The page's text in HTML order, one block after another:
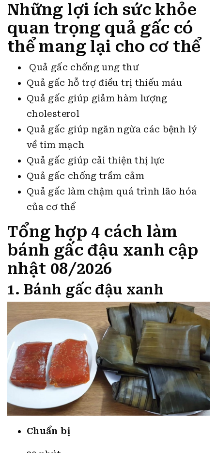
Những lợi ích sức khỏe
quan trọng quả gấc có
thể mang lại cho cơ thể
Quả gấc chống ung thư
Quả gấc hỗ trợ điều trị thiếu máu
Quả gấc giúp giảm hàm lượng
cholesterol
Quả gấc giúp ngăn ngừa các bệnh lý
về tim mạch
Quả gấc giúp cải thiện thị lực
Quả gấc chống trầm cảm
Quả gấc làm chậm quá trình lão hóa
của cơ thể
Tổng hợp 4 cách làm
bánh gấc đậu xanh cập
nhật 08/2026
1. Bánh gấc đậu xanh
Chuẩn bị